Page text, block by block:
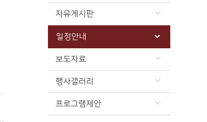
자유게시판
일정안내
보도자료
행사갤러리
프로그램제안